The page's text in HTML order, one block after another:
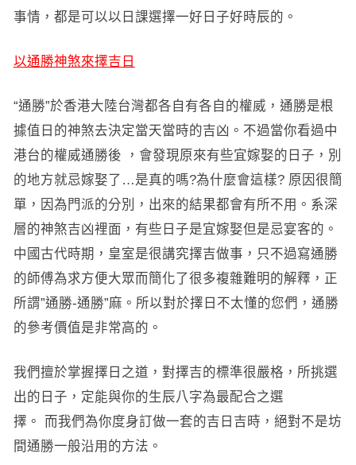
事情，都是可以以日課選擇一好日子好時辰的。
以通勝神煞來擇吉日
“通勝”於香港大陸台灣都各自有各自的權威，通勝是根
據值日的神煞去決定當天當時的吉凶。不過當你看過中
港台的權威通勝後 ，會發現原來有些宜嫁娶的日子，別
的地方就忌嫁娶了…是真的嗎?為什麼會這樣? 原因很簡
單，因為門派的分別，出來的結果都會有所不用。系深
層的神煞吉凶裡面，有些日子是宜嫁娶但是忌宴客的。
中國古代時期，皇室是很講究擇吉做事，只不過寫通勝
的師傅為求方便大眾而簡化了很多複雜難明的解釋，正
所謂”通勝-通勝”麻。所以對於擇日不太懂的您們，通勝
的參考價值是非常高的。
我們擅於掌握擇日之道，對擇吉的標準很嚴格，所挑選
出的日子，定能與你的生辰八字為最配合之選
擇。 而我們為你度身訂做一套的吉日吉時，絕對不是坊
間通勝一般沿用的方法。